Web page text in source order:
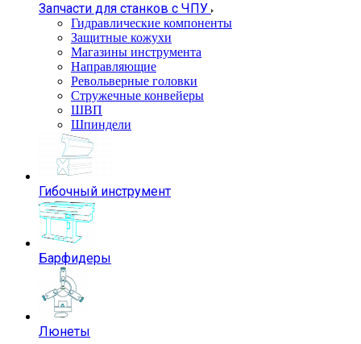
Запчасти для станков с ЧПУ
Гидравлические компоненты
Защитные кожухи
Магазины инструмента
Направляющие
Револьверные головки
Стружечные конвейеры
ШВП
Шпиндели
Гибочный инструмент
Барфидеры
Люнеты